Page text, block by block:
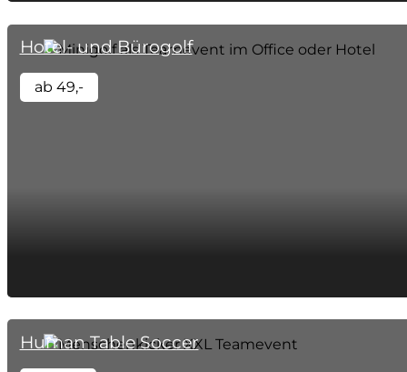
Hotel- und Bürogolf
ab 49,-
Human Table Soccer